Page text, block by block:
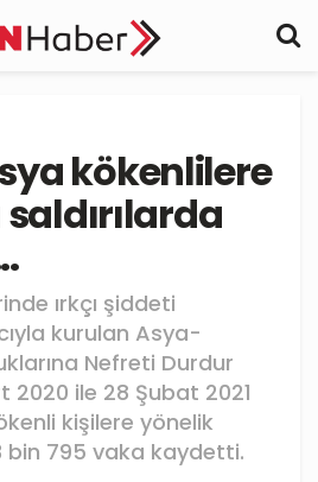
kökenlilere
saldırılarda
ırkçı şiddeti
kurulan Asya-
Nefreti Durdur
2020 ile 28 Şubat 2021
kişilere yönelik
bin 795 vaka kaydetti.